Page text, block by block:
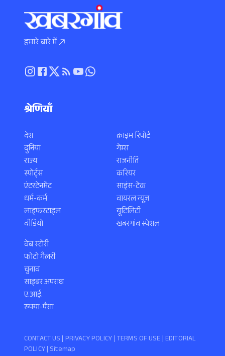
हमारे बारे में
श्रेणियाँ
देश
दुनिया
राज्य
स्पोर्ट्स
एंटरटेनमेंट
धर्म-कर्म
लाइफस्टाइल
वीडियो
क्राइम रिपोर्ट
गेम्स
राजनीति
करियर
साइंस-टेक
वायरल न्यूज़
यूटिलिटी
खबरगांव स्पेशल
वेब स्टोरी
फोटो गैलरी
चुनाव
साइबर अपराध
ए.आई.
रुपया-पैसा
CONTACT US | PRIVACY POLICY |TERMS OF USE | EDITORIAL
POLICY| Sitemap